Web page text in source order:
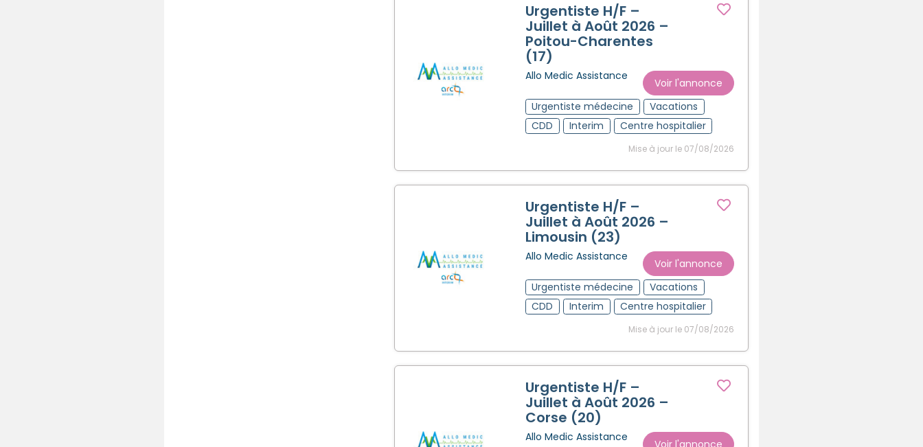
Urgentiste H/F –
Juillet à Août 2026 –
Poitou-Charentes
(17)
Allo Medic Assistance
Voir l'annonce
Urgentiste médecine
Vacations
CDD
Interim Centre hospitalier
Mise à jour le 07/08/2026
Urgentiste H/F –
Juillet à Août 2026 –
Limousin (23)
Allo Medic Assistance
Voir l'annonce
Urgentiste médecine
Vacations
CDD
Interim Centre hospitalier
Mise à jour le 07/08/2026
Urgentiste H/F –
Juillet à Août 2026 –
Corse (20)
Allo Medic Assistance